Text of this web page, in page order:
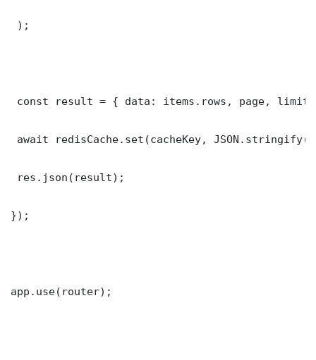
);
const result = { data: items.rows, page,
await redisCache.set(cacheKey,
res.json(result);
});
app.use(router);